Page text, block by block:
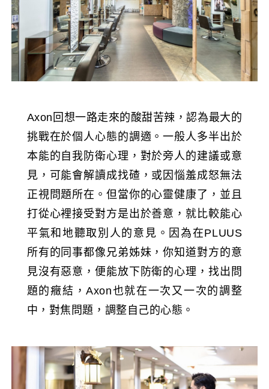
Axon回想一路走來的酸甜苦辣，認為最大的
挑戰在於個人心態的調適。一般人多半出於
本能的自我防衛心理，對於旁人的建議或意
見，可能會解讀成找碴，或因惱羞成怒無法
正視問題所在。但當你的心靈健康了，並且
打從心裡接受對方是出於善意，就比較能心
平氣和地聽取別人的意見。因為在PLUUS
所有的同事都像兄弟姊妹，你知道對方的意
見沒有惡意，便能放下防衛的心理，找出問
題的癥結，Axon也就在一次又一次的調整
中，對焦問題，調整自己的心態。